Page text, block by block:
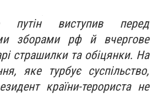
путін виступив перед
зборами рф й вчергове
страшилки та обіцянки. На
яке турбує суспільство,
країни-терориста не